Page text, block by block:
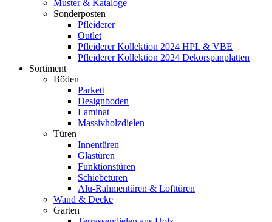
Muster & Kataloge
Sonderposten
Pfleiderer
Outlet
Pfleiderer Kollektion 2024 HPL & VBE
Pfleiderer Kollektion 2024 Dekorspanplatten
Sortiment
Böden
Parkett
Designboden
Laminat
Massivholzdielen
Türen
Innentüren
Glastüren
Funktionstüren
Schiebetüren
Alu-Rahmentüren & Lofttüren
Wand & Decke
Garten